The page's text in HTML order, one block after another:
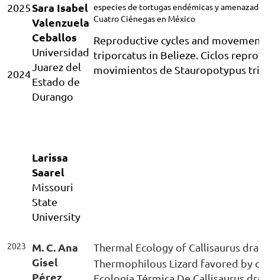
2025
2024
Sara Isabel
Valenzuela
Ceballos
Universidad
Juarez del
Estado de
Durango
Larissa
Saarel
Missouri
State
University
especies de tortugas endémicas y
Cuatro Ciénegas en México
Reproductive cycles and
triporcatus in Belieze. Ciclos
movimientos de Stauropotypus
2023
M. C. Ana
Gisel
Pérez
Thermal Ecology of Callisaurus
Thermophilous Lizard favored by